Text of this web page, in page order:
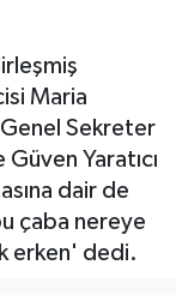
Maria
Sekreter
Yaratıcı
dair de
çaba nereye
erken' dedi.